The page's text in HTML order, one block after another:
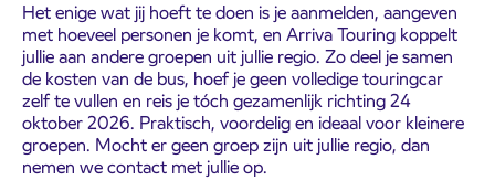
Het enige wat jij hoeft te doen is je aanmelden, aangeven
met hoeveel personen je komt, en Arriva Touring koppelt
jullie aan andere groepen uit jullie regio. Zo deel je samen
de kosten van de bus, hoef je geen volledige touringcar
zelf te vullen en reis je tóch gezamenlijk richting 24
oktober 2026. Praktisch, voordelig en ideaal voor kleinere
groepen. Mocht er geen groep zijn uit jullie regio, dan
nemen we contact met jullie op.